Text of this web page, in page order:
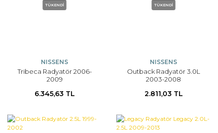
TÜKENDİ
NISSENS
Tribeca Radyatör 2006-
2009
6.345,63 TL
TÜKENDİ
NISSENS
Outback Radyatör 3.0L
2003-2008
2.811,03 TL